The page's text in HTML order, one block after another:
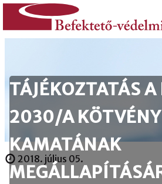
tartalomhoz
Alap
TÁJÉKOZTATÁS A
2030/A KÖTVÉNY
KAMATÁNAK
2018. július 05.